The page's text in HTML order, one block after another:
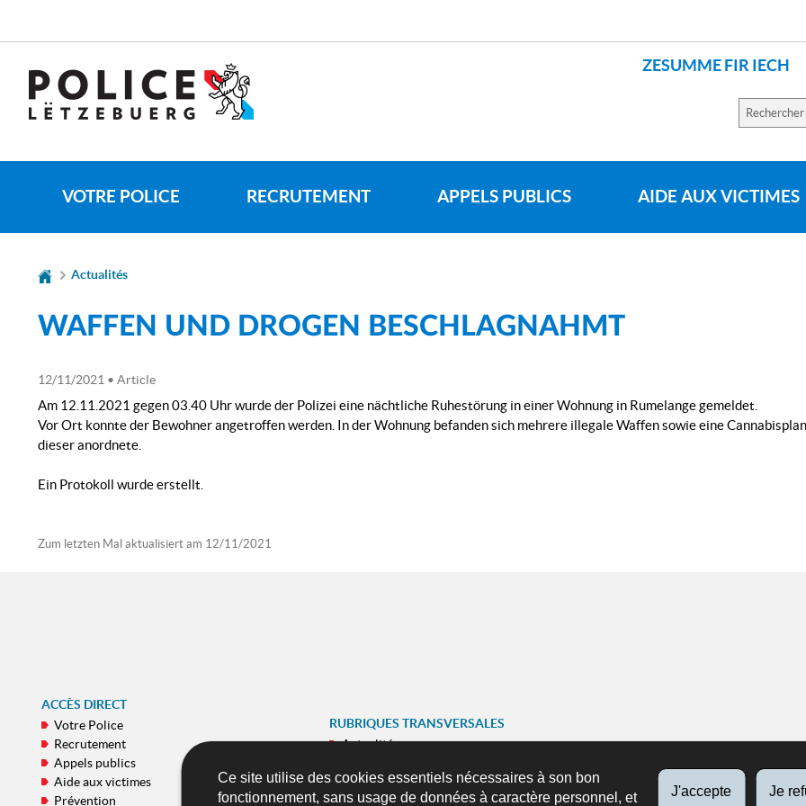
Ce site utilise des cookies essentiels nécessaires à son bon
fonctionnement, sans usage de données à caractère personnel, et
J'accepte Je
navigation
ZESUMME FIR IECH
WECHSELN
VOTRE POLICE RECRUTEMENT APPELS PUBLICS AIDE AUX VICTIMES
sur
site
Actualités
WAFFEN UND DROGEN BESCHLAGNAHMT
12/11/2021 • Article
Am 12.11.2021 gegen 03.40 Uhr wurde der Polizei eine nächtliche Ruhestörung in einer Wohnung in Rumelange gemeldet.
Vor Ort konnte der Bewohner angetroffen werden. In der Wohnung befanden sich mehrere illegale Waffen sowie eine
dieser anordnete.
Ein Protokoll wurde erstellt.
Zum letzten Mal aktualisiert am 12/11/2021
ACCÈS DIRECT
Votre Police
Recrutement
Appels publics
Aide aux victimes
Prévention
RUBRIQUES TRANSVERSALES
Actualités
Galeries
Publications
SUIVEZ-NOUS